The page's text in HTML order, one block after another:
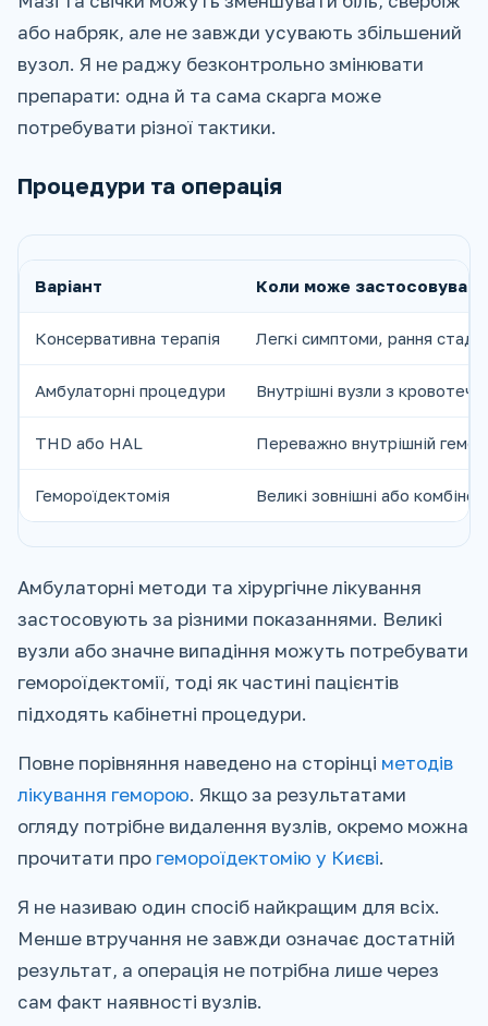
або набряк, але не завжди усувають збільшений
вузол. Я не раджу безконтрольно змінювати
препарати: одна й та сама скарга може
потребувати різної тактики.
Процедури та операція
Варіант Коли може
Консервативна терапія Легкі симптоми, рання
Амбулаторні процедури Внутрішні вузли з
THD або HAL Переважно внутрішній
Гемороїдектомія Великі зовнішні або
Амбулаторні методи та хірургічне лікування
застосовують за різними показаннями. Великі
вузли або значне випадіння можуть потребувати
гемороїдектомії, тоді як частині пацієнтів
підходять кабінетні процедури.
Повне порівняння наведено на сторінці методів
лікування геморою. Якщо за результатами
огляду потрібне видалення вузлів, окремо можна
прочитати про гемороїдектомію у Києві.
Я не називаю один спосіб найкращим для всіх.
Менше втручання не завжди означає достатній
результат, а операція не потрібна лише через
сам факт наявності вузлів.